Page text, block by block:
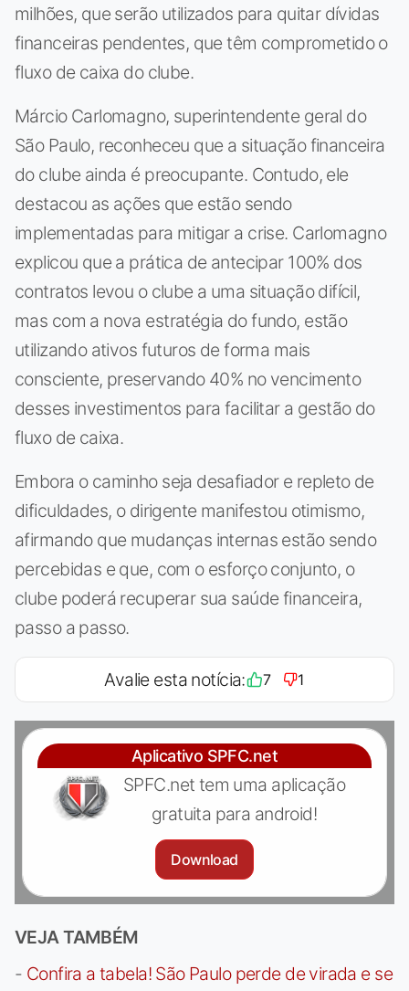
milhões, que serão utilizados para quitar dívidas
financeiras pendentes, que têm comprometido o
fluxo de caixa do clube.
Márcio Carlomagno, superintendente geral do
São Paulo, reconheceu que a situação financeira
do clube ainda é preocupante. Contudo, ele
destacou as ações que estão sendo
implementadas para mitigar a crise. Carlomagno
explicou que a prática de antecipar 100% dos
contratos levou o clube a uma situação difícil,
mas com a nova estratégia do fundo, estão
utilizando ativos futuros de forma mais
consciente, preservando 40% no vencimento
desses investimentos para facilitar a gestão do
fluxo de caixa.
Embora o caminho seja desafiador e repleto de
dificuldades, o dirigente manifestou otimismo,
afirmando que mudanças internas estão sendo
percebidas e que, com o esforço conjunto, o
clube poderá recuperar sua saúde financeira,
passo a passo.
Avalie esta notícia: 7 1
Aplicativo SPFC.net
SPFC.net tem uma aplicação
gratuita para android!
Download
VEJA TAMBÉM
- Confira a tabela! São Paulo perde de virada e se